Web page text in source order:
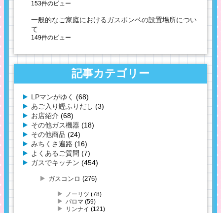
153件のビュー
一般的なご家庭におけるガスボンベの設置場所につい
て
149件のビュー
記事カテゴリー
LPマンがゆく (68)
あご入り鰹ふりだし (3)
お店紹介 (68)
その他ガス機器 (18)
その他商品 (24)
みちくさ遍路 (16)
よくあるご質問 (7)
ガスでキッチン (454)
ガスコンロ (276)
ノーリツ (78)
パロマ (59)
リンナイ (121)